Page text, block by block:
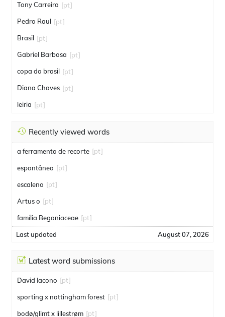
Tony Carreira [pt]
Pedro Raul [pt]
Brasil [pt]
Gabriel Barbosa [pt]
copa do brasil [pt]
Diana Chaves [pt]
leiria [pt]
Recently viewed words
a ferramenta de recorte [pt]
espontâneo [pt]
escaleno [pt]
Artus o [pt]
família Begoniaceae [pt]
Last updated August 07, 2026
Latest word submissions
David Iacono [pt]
sporting x nottingham forest [pt]
bodø/glimt x lillestrøm [pt]